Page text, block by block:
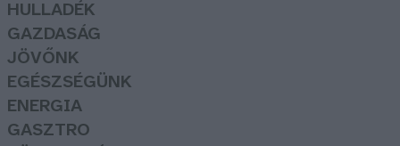
HULLADÉK
GAZDASÁG
JÖVŐNK
EGÉSZSÉGÜNK
ENERGIA
GASZTRO